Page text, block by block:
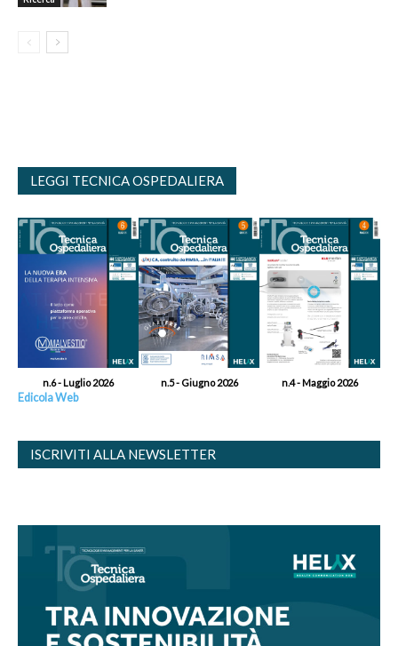
LEGGI TECNICA OSPEDALIERA
n.6 - Luglio 2026 n.5 - Giugno 2026 n.4 - Maggio 2026
Edicola Web
ISCRIVITI ALLA NEWSLETTER